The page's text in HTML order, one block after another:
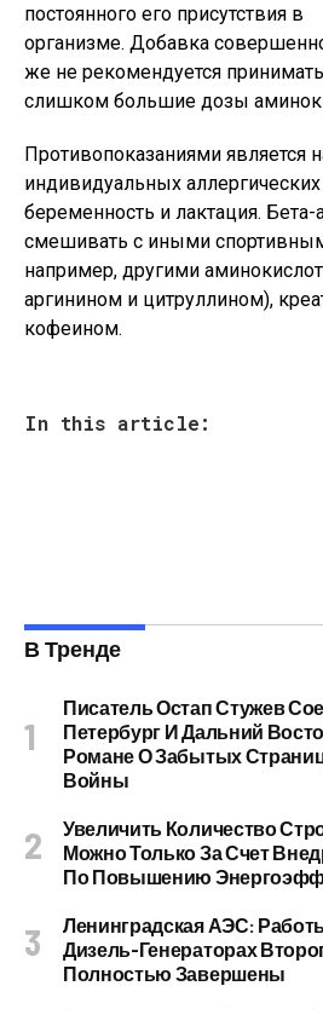
постоянного его присутствия в
организме. Добавка
же не рекомендуется принимать
слишком большие дозы
Противопоказаниями является
индивидуальных
беременность и лактация.
смешивать с иными
например, другими
аргинином и цитруллином),
кофеином.
In this article:
В Тренде
Писатель Остап Стужев
Петербург И Дальний
Романе О Забытых
Войны
Увеличить Количество
Можно Только За Счет
По Повышению
Ленинградская АЭС:
Дизель-Генераторах
Полностью Завершены